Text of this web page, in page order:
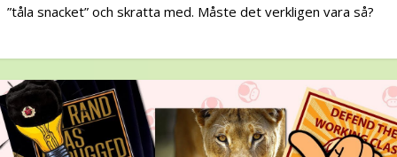
”tåla snacket” och skratta med. Måste det verkligen vara så?